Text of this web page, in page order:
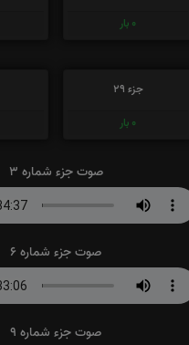
0 بار
جزء 29
0 بار
صوت جزء شماره 3
صوت جزء شماره 6
صوت جزء شماره 9